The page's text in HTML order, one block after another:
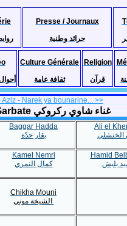
Presse / Journaux
جرائد وطنية
Culture Générale
ثقافة عامة
Religion
قرآن
Aziz - Narek ya bounarine... >>
Musique chaouie, Chaouia, Algérie - 100% Gasba, Bendir, Rakrouki, Garbate غناء شاوي ركروكي
Baggar Hadda
بقار حدّة
Ali el
الخنشلي
Kamel Nemri
كمال النمري
Hamid
بلبش
Chikha Mouni
الشيخة موني